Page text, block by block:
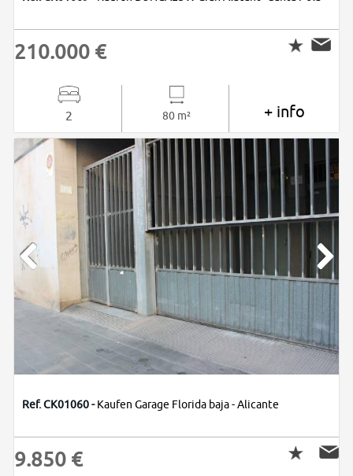
+ info
80 m²
2
210.000 €
Ref. CK01060 -Kaufen Garage Florida baja - Alicante
9.850 €